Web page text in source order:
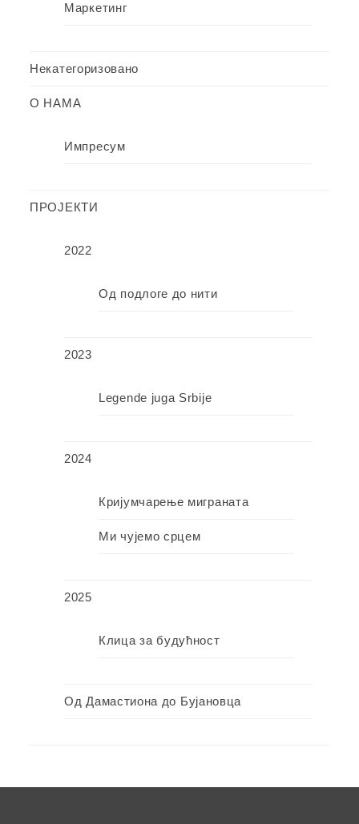
Маркетинг
Некатегоризовано
О НАМА
Импресум
ПРОЈЕКТИ
2022
Од подлоге до нити
2023
Legende juga Srbije
2024
Кријумчарење миграната
Ми чујемо срцем
2025
Клица за будућност
Од Дамастиона до Бујановца